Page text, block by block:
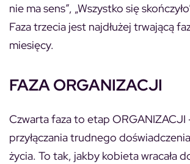
nie ma sens”, „Wszystko się
Faza trzecia jest najdłużej trwającą
miesięcy.
FAZA ORGANIZACJI
Czwarta faza to etap ORGANIZACJI
przyłączania trudnego
życia. To tak, jakby kobieta wracała